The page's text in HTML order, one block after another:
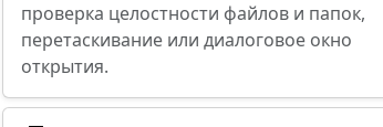
проверка целостности файлов и папок,
перетаскивание или диалоговое окно
открытия.